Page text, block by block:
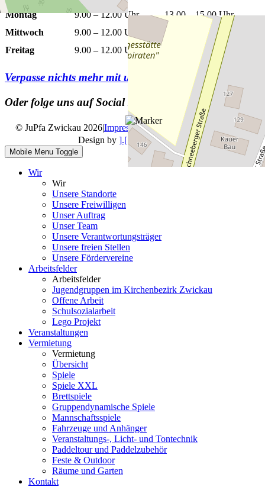
Montag 9.00 – 12.00 Uhr
13.00 – 15.00 Uhr
Mittwoch
9.00 – 12.00 Uhr
13.00 – 15.00 Uhr
Freitag
9.00 – 12.00 Uhr
Verpasse nichts mehr mit unserem
Newsletter
Oder folge uns auf Social Media
© JuPfa Zwickau 2026|Impressum|Datenschutz|
Design by ].[ mediengestalter
Mobile Menu Toggle
Wir
Wir
Unsere Standorte
Unsere Freiwilligen
Unser Auftrag
Unser Team
Unsere Verantwortungsträger
Unsere freien Stellen
Unsere Fördervereine
Arbeitsfelder
Arbeitsfelder
Jugendgruppen im Kirchenbezirk Zwickau
Offene Arbeit
Schulsozialarbeit
Lego Projekt
Veranstaltungen
Vermietung
Vermietung
Übersicht
Spiele
Spiele XXL
Brettspiele
Gruppendynamische Spiele
Mannschaftsspiele
Fahrzeuge und Anhänger
Veranstaltungs-, Licht- und Tontechnik
Paddeltour und Paddelzubehör
Feste & Outdoor
Räume und Garten
Kontakt